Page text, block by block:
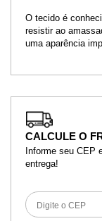
O tecido é
resistir ao
uma aparência
CALCULE O
Informe seu CEP
entrega!